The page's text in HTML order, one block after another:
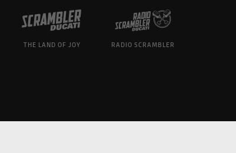
THE LAND OF JOY RADIO SCRAMBLER